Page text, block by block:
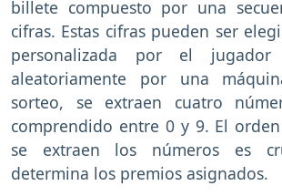
billete compuesto por una
cifras. Estas cifras pueden ser
personalizada por el jugador
aleatoriamente por una
sorteo, se extraen cuatro
comprendido entre 0 y 9. El
se extraen los números es
determina los premios asignados.